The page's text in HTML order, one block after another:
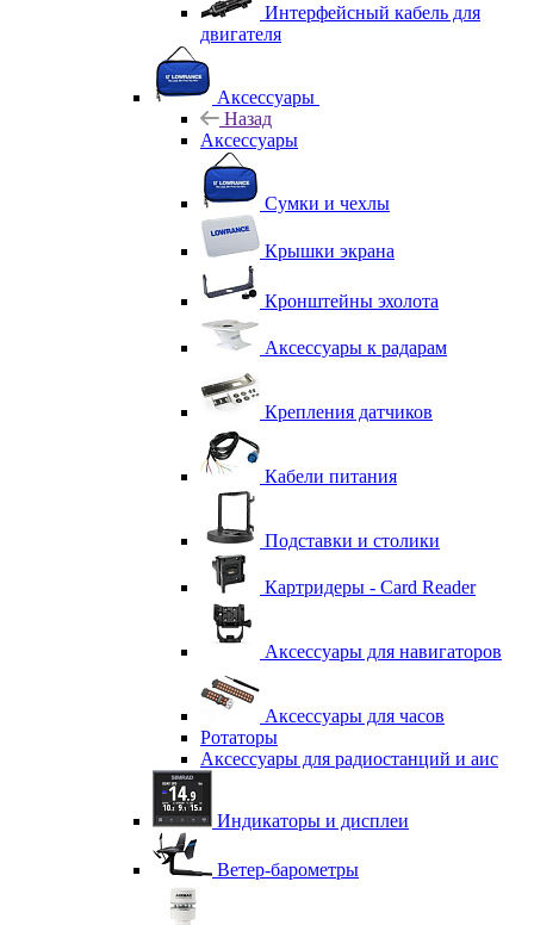
Интерфейсный кабель для
двигателя
Аксессуары
Назад
Аксессуары
Сумки и чехлы
Крышки экрана
Кронштейны эхолота
Аксессуары к радарам
Крепления датчиков
Кабели питания
Подставки и столики
Картридеры - Card Reader
Аксессуары для навигаторов
Аксессуары для часов
Ротаторы
Аксессуары для радиостанций и аис
Индикаторы и дисплеи
Ветер-барометры